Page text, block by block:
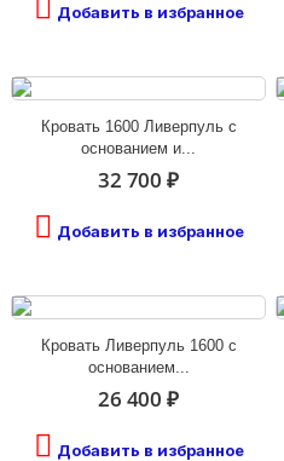
Добавить в избранное
Кровать 1600 Ливерпуль с
основанием и...
32 700 ₽
Добавить в избранное
Кровать Ливерпуль 1600 с
основанием...
26 400 ₽
Добавить в избранное